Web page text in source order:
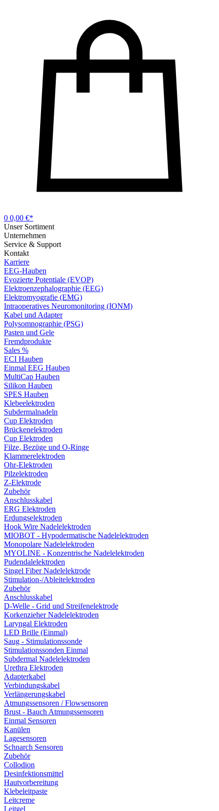
0 0,00 €*
Unser Sortiment
Unternehmen
Service & Support
Kontakt
Karriere
EEG-Hauben
Evozierte Potentiale (EVOP)
Elektroenzephalographie (EEG)
Elektromyografie (EMG)
Intraoperatives Neuromonitoring (IONM)
Kabel und Adapter
Polysomnographie (PSG)
Pasten und Gele
Fremdprodukte
Sales %
ECI Hauben
Einmal EEG Hauben
MultiCap Hauben
Silikon Hauben
SPES Hauben
Klebeelektroden
Subdermalnadeln
Cup Elektroden
Brückenelektroden
Cup Elektroden
Filze, Bezüge und O-Ringe
Klammerelektroden
Ohr-Elektroden
Pilzelektroden
Z-Elektrode
Zubehör
Anschlusskabel
ERG Elektroden
Erdungselektroden
Hook Wire Nadelelektroden
MIOBOT - Hypodermatische Nadelelektroden
Monopolare Nadelelektroden
MYOLINE - Konzentrische Nadelelektroden
Pudendalelektroden
Singel Fiber Nadelelektrode
Stimulation-/Ableitelektroden
Zubehör
Anschlusskabel
D-Welle - Grid und Streifenelektrode
Korkenzieher Nadelelektroden
Laryngal Elektroden
LED Brille (Einmal)
Saug - Stimulationssonde
Stimulationssonden Einmal
Subdermal Nadelelektroden
Urethra Elektroden
Adapterkabel
Verbindungskabel
Verlängerungskabel
Atmungssensoren / Flowsensoren
Brust - Bauch Atmungssensoren
Einmal Sensoren
Kanülen
Lagesensoren
Schnarch Sensoren
Zubehör
Collodion
Desinfektionsmittel
Hautvorbereitung
Klebeleitpaste
Leitcreme
Leitgel